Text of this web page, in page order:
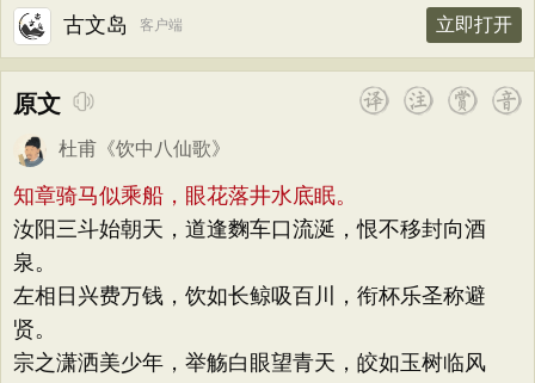
古文岛 客户端 立即打开
原文
杜甫 《饮中八仙歌》
知章骑马似乘船，眼花落井水底眠。
汝阳三斗始朝天，道逢麴车口流涎，恨不移封向酒
泉。
左相日兴费万钱，饮如长鲸吸百川，衔杯乐圣称避
贤。
宗之潇洒美少年，举觞白眼望青天，皎如玉树临风